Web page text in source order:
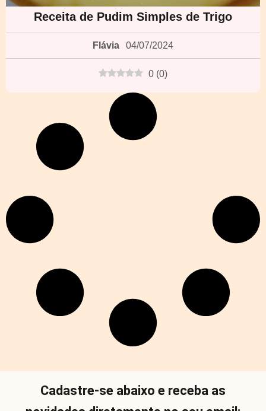
Receita de Pudim Simples de Trigo
Flávia 04/07/2024
0 (0)
Cadastre-se abaixo e receba as